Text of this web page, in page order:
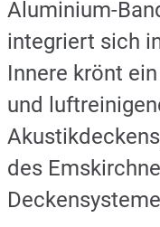
Aluminium-
integriert sich
Innere krönt
und
des